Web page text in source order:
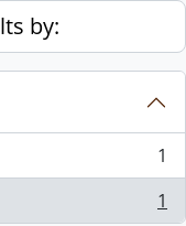
by:
1
1